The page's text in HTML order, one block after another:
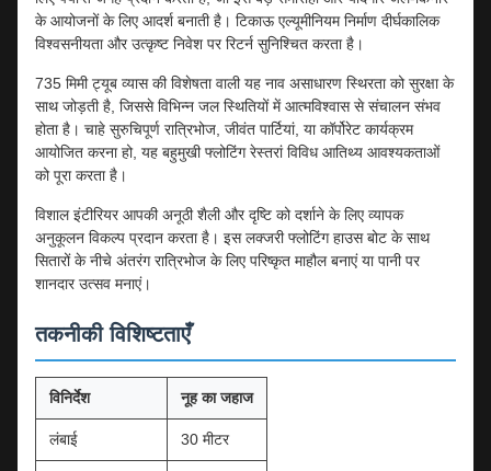
के आयोजनों के लिए आदर्श बनाती है। टिकाऊ एल्यूमीनियम निर्माण दीर्घकालिक
विश्वसनीयता और उत्कृष्ट निवेश पर रिटर्न सुनिश्चित करता है।
735 मिमी ट्यूब व्यास की विशेषता वाली यह नाव असाधारण स्थिरता को सुरक्षा के
साथ जोड़ती है, जिससे विभिन्न जल स्थितियों में आत्मविश्वास से संचालन संभव
होता है। चाहे सुरुचिपूर्ण रात्रिभोज, जीवंत पार्टियां, या कॉर्पोरेट कार्यक्रम
आयोजित करना हो, यह बहुमुखी फ्लोटिंग रेस्तरां विविध आतिथ्य आवश्यकताओं
को पूरा करता है।
विशाल इंटीरियर आपकी अनूठी शैली और दृष्टि को दर्शाने के लिए व्यापक
अनुकूलन विकल्प प्रदान करता है। इस लक्जरी फ्लोटिंग हाउस बोट के साथ
सितारों के नीचे अंतरंग रात्रिभोज के लिए परिष्कृत माहौल बनाएं या पानी पर
शानदार उत्सव मनाएं।
तकनीकी विशिष्टताएँ
विनिर्देश नूह का जहाज
लंबाई 30 मीटर